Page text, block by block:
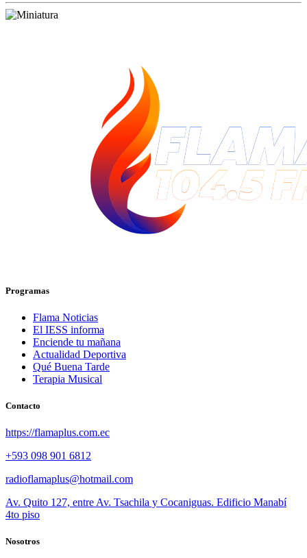
Programas
Flama Noticias
El IESS informa
Enciende tu mañana
Actualidad Deportiva
Qué Buena Tarde
Terapia Musical
Contacto
https://flamaplus.com.ec
+593 098 901 6812
radioflamaplus@hotmail.com
Av. Quito 127, entre Av. Tsachila y Cocaniguas. Edificio Manabí
4to piso
Nosotros